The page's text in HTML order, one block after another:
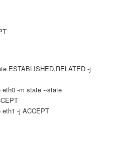
ESTABLISHED,RELATED -j
eth0 -m state --state
eth1 -j ACCEPT